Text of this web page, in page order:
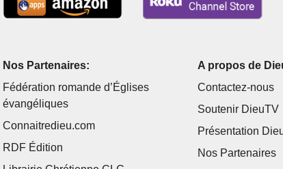
Nos Partenaires:
Fédération romande d’Églises
évangéliques
Connaitredieu.com
RDF Édition
A propos de
Contactez-nous
Soutenir DieuTV
Présentation
Nos Partenaires